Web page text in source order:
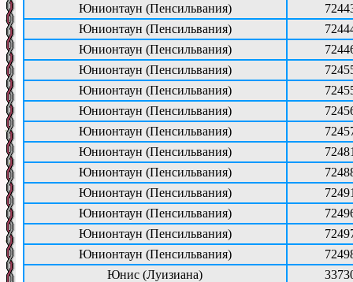
Юнионтаун (Пенсильвания)
Юнионтаун (Пенсильвания)
Юнионтаун (Пенсильвания)
Юнионтаун (Пенсильвания)
Юнионтаун (Пенсильвания)
Юнионтаун (Пенсильвания)
Юнионтаун (Пенсильвания)
Юнионтаун (Пенсильвания)
Юнионтаун (Пенсильвания)
Юнионтаун (Пенсильвания)
Юнионтаун (Пенсильвания)
Юнионтаун (Пенсильвания)
Юнионтаун (Пенсильвания)
Юнис (Луизиана)